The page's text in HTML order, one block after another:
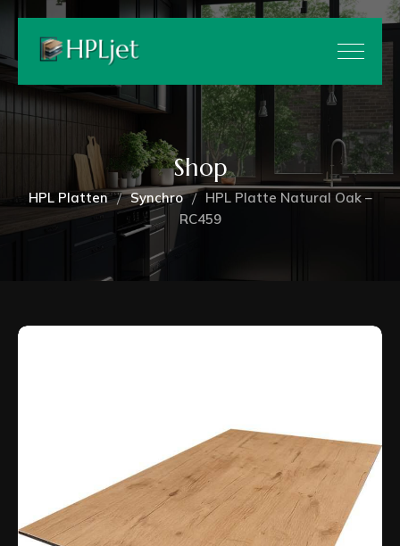
Shop
HPL Platten Synchro
HPL Platte Natural Oak –
RC459